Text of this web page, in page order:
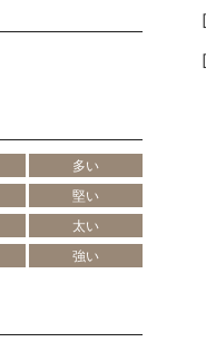
多い
堅い
太い
強い